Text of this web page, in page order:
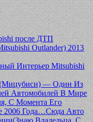
после ДТП
Outlander) 2013
Интерьер Mitsubishi
(Мицубиси) — Один Из
Автомобилей В Мире
С Момента Его
2006 Года…Сюда Авто
Владельца, С